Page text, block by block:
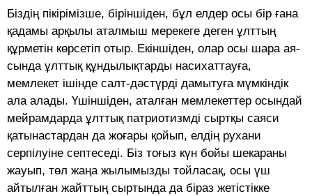
Біздің пікірімізше, біріншіден, бұл елдер осы бір ғана
қадамы арқылы атал­мыш ме­ре­кеге деген ұлттың
құрметін көр­сетіп отыр. Екін­шіден, олар осы шара ая­
сында ұлттық құн­дылықтарды на­­си­хаттауға,
мемлекет ішін­де салт-дәс­түр­ді дамытуға мүмкіндік
ала ала­ды. Үшін­шіден, аталған мемлекеттер осындай
мей­­рам­дарда ұлттық патриотизмді сыртқы сая­си
қатынастардан да жоғары қойып, ел­дің ру­хани
серпілуіне септеседі. Біз тоғыз күн бо­йы шекараны
жауып, төл жаңа жылымызды той­ласақ, осы үш
айтылған жайттың сыртында да біраз жетістікке